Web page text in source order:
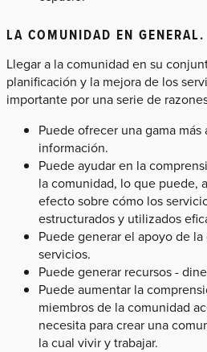
LA COMUNIDAD EN GENERAL.
Llegar a la comunidad en su
planificación y la mejora de los
importante por una serie de
Puede ofrecer una gama
información.
Puede ayudar en la
la comunidad, lo que puede,
efecto sobre cómo los
estructurados y utilizados
Puede generar el apoyo de
servicios.
Puede generar recursos -
Puede aumentar la
miembros de la comunidad
necesita para crear una
la cual vivir y trabajar.